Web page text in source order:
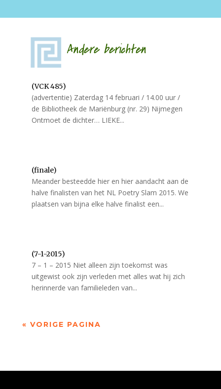
Andere berichten
(VCK 485)
(advertentie) Zaterdag 14 februari / 14.00 uur /
de Bibliotheek de Mariënburg (nr. 29) Nijmegen
Ontmoet de dichter… LIEKE...
(finale)
Meander besteedde hier en hier aandacht aan de
halve finalisten van het NL Poetry Slam 2015. We
plaatsen van bijna elke halve finalist een...
(7-1-2015)
7 – 1 – 2015 Niet alleen zijn toekomst was
uitgewist ook zijn verleden met alles wat hij zich
herinnerde van familieleden van...
« VORIGE PAGINA